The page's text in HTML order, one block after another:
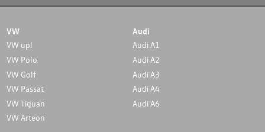
VW
VW up!
VW Polo
VW Golf
VW Passat
VW Tiguan
VW Arteon
Audi
Audi A1
Audi A2
Audi A3
Audi A4
Audi A6